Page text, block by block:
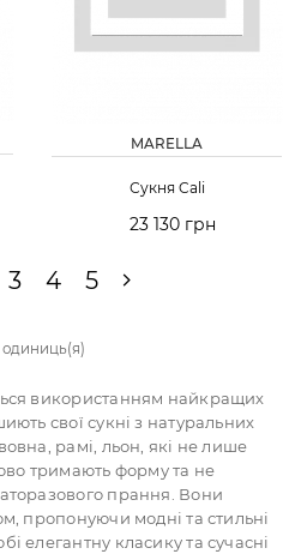
MARELLA
Сукня Cali
23 130 грн
3 4 5
одиниць(я)
використанням найкращих
свої сукні з натуральних
рамі, льон, які не лише
тримають форму та не
прання. Вони
пропонуючи модні та стильні
елегантну класику та сучасні